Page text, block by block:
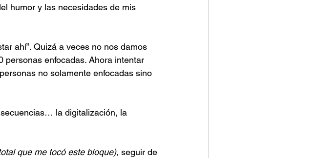
humor y las necesidades de mis
ahí”. Quizá a veces no nos damos
personas enfocadas. Ahora intentar
no solamente enfocadas sino
la digitalización, la
que me tocó este bloque), seguir de